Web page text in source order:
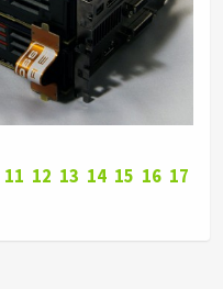
11 12 13 14 15 16 17